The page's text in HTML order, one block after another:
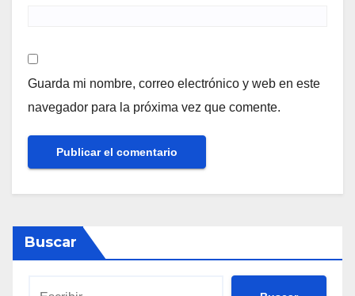
Guarda mi nombre, correo electrónico y web en este
navegador para la próxima vez que comente.
Buscar